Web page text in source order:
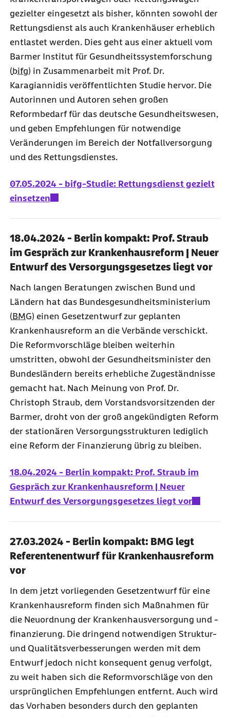
gezielter eingesetzt als bisher, könnten sowohl der
Rettungsdienst als auch Krankenhäuser erheblich
entlastet werden. Dies geht aus einer aktuell vom
Barmer Institut für Gesundheitssystemforschung
(bifg) in Zusammenarbeit mit Prof. Dr.
Karagiannidis veröffentlichten Studie hervor. Die
Autorinnen und Autoren sehen großen
Reformbedarf für das deutsche Gesundheitswesen,
und geben Empfehlungen für notwendige
Veränderungen im Bereich der Notfallversorgung
und des Rettungsdienstes.
07.05.2024 - bifg-Studie: Rettungsdienst gezielt
einsetzen
18.04.2024 - Berlin kompakt: Prof. Straub
im Gespräch zur Krankenhausreform | Neuer
Entwurf des Versorgungsgesetzes liegt vor
Nach langen Beratungen zwischen Bund und
Ländern hat das Bundesgesundheitsministerium
(BMG) einen Gesetzentwurf zur geplanten
Krankenhausreform an die Verbände verschickt.
Die Reformvorschläge bleiben weiterhin
umstritten, obwohl der Gesundheitsminister den
Bundesländern bereits erhebliche Zugeständnisse
gemacht hat. Nach Meinung von Prof. Dr.
Christoph Straub, dem Vorstandsvorsitzenden der
Barmer, droht von der groß angekündigten Reform
der stationären Versorgungsstrukturen lediglich
eine Reform der Finanzierung übrig zu bleiben.
18.04.2024 - Berlin kompakt: Prof. Straub im
Gespräch zur Krankenhausreform | Neuer
Entwurf des Versorgungsgesetzes liegt vor
27.03.2024 - Berlin kompakt: BMG legt
Referentenentwurf für Krankenhausreform
vor
In dem jetzt vorliegenden Gesetzentwurf für eine
Krankenhausreform finden sich Maßnahmen für
die Neuordnung der Krankenhausversorgung und -
finanzierung. Die dringend notwendigen Struktur-
und Qualitätsverbesserungen werden mit dem
Entwurf jedoch nicht konsequent genug verfolgt,
zu weit haben sich die Reformvorschläge von den
ursprünglichen Empfehlungen entfernt. Auch wird
das Vorhaben besonders durch den geplanten